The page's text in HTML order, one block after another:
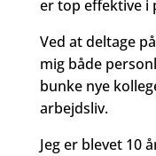
er top effektive i
Ved at deltage
mig både
bunke nye
arbejdsliv.
Jeg er blevet 10